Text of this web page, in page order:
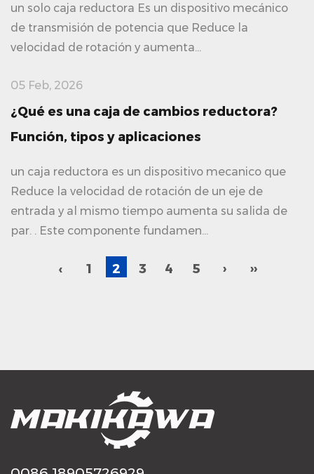
un solo caja reductora Es un dispositivo mecánico
de transmisión de potencia que Reduce la
velocidad de rotación y aumenta...
05 Feb, 2026
¿Qué es una caja de cambios reductora?
Función, tipos y aplicaciones
un caja reductora es un dispositivo mecanico que
Reduce la velocidad de rotación de un eje de
entrada y al mismo tiempo aumenta su salida de
par. . Este componente fundamen...
‹ 1 2 3 4 5 › ››